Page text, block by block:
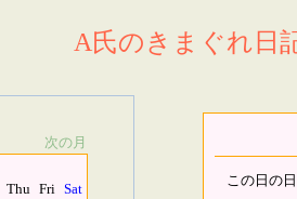
A氏のきまぐれ日
次の月
Thu Fri Sat
この日の